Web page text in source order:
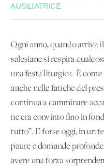
AUSILIATRICE
Ogni anno, quando arriva
salesiane si respira
una festa liturgica. È come
anche nelle fatiche del
continua a camminare
ne era convinto fino in
tutto”. E forse oggi, in un
paure e domande
avere una forza